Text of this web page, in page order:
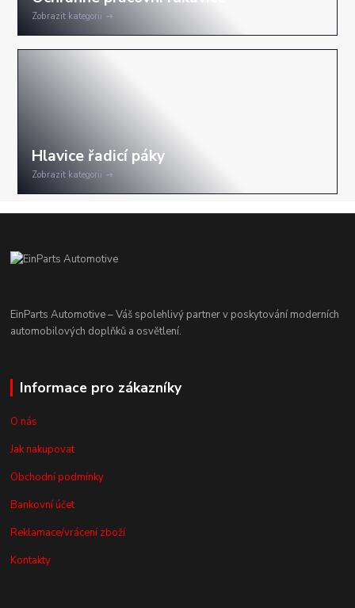
Zobrazit kategorii
Zobrazit kategorii
EinParts Automotive – Váš spolehlivý partner v poskytování moderních
automobilových doplňků a osvětlení.
Informace pro zákazníky
O nás
Jak nakupovat
Obchodní podmínky
Bankovní účet
Reklamace/vrácení zboží
Kontakty